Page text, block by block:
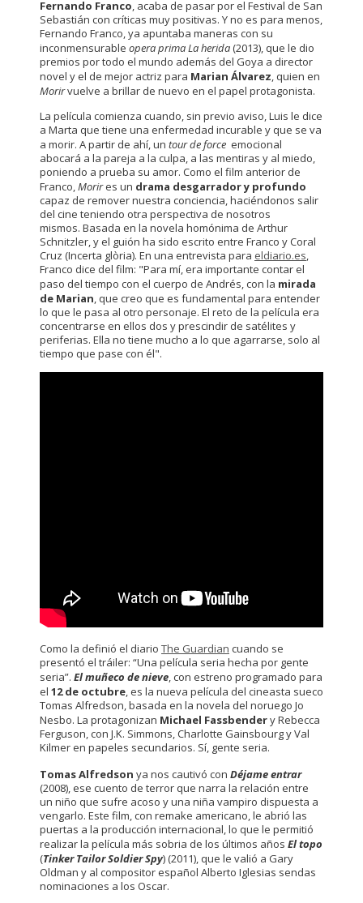
Fernando Franco , acaba de pasar por el Festival de San
Sebastián con críticas muy positivas. Y no es para menos,
Fernando Franco, ya apuntaba maneras con su
inconmensurable opera primaLa herida (2013), que le dio
premios por todo el mundo además del Goya a director
novel y el de mejor actriz para Marian Álvarez , quien en
Morirvuelve a brillar de nuevo en el papel protagonista.
La película comienza cuando, sin previo aviso, Luis le dice
a Marta que tiene una enfermedad incurable y que se va
a morir. A partir de ahí, un tour de force emocional
abocará a la pareja a la culpa, a las mentiras y al miedo,
poniendo a prueba su amor. Como el film anterior de
Franco,Morires un drama desgarrador y profundo
capaz de remover nuestra conciencia, haciéndonos salir
del cine teniendo otra perspectiva de nosotros
mismos. Basada en la novela homónima de Arthur
Schnitzler, y el guión ha sido escrito entre Franco y Coral
Cruz (Incerta glòria). En una entrevista para eldiario.es,
Franco dice del film: "Para mí, era importante contar el
paso del tiempo con el cuerpo de Andrés, con la mirada
de Marian, que creo que es fundamental para entender
lo que le pasa al otro personaje. El reto de la película era
concentrarse en ellos dos y prescindir de satélites y
periferias. Ella no tiene mucho a lo que agarrarse, solo al
tiempo que pase con él".
Como la definió el diario The Guardian cuando se
presentó el tráiler: “Una película seria hecha por gente
seria”. El muñeco de nieve, con estreno programado para
el 12 de octubre, es la nueva película del cineasta sueco
Tomas Alfredson, basada en la novela del noruego Jo
Nesbo. La protagonizan Michael Fassbendery Rebecca
Ferguson, con J.K. Simmons, Charlotte Gainsbourg y Val
Kilmer en papeles secundarios. Sí, gente seria.
Tomas Alfredson ya nos cautivó con Déjame entrar
(2008), ese cuento de terror que narra la relación entre
un niño que sufre acoso y una niña vampiro dispuesta a
vengarlo. Este film, con remake americano, le abrió las
puertas a la producción internacional, lo que le permitió
realizar la película más sobria de los últimos años El topo
(Tinker Tailor Soldier Spy) (2011), que le valió a Gary
Oldman y al compositor español Alberto Iglesias sendas
nominaciones a los Oscar.